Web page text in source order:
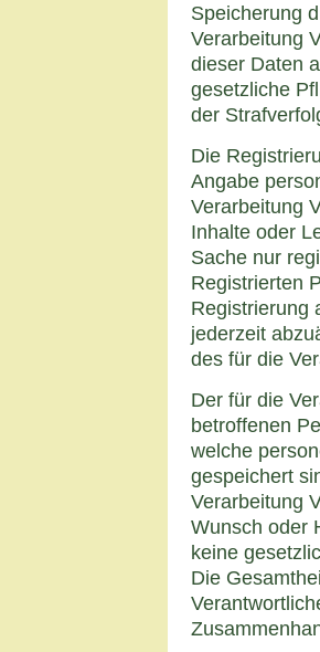
Speicherung
Verarbeitung
dieser Daten
gesetzliche
der
Die
Angabe
Verarbeitung
Inhalte oder
Sache nur
Registrierten
Registrierung
jederzeit
des für die
Der für die
betroffenen
welche
gespeichert
Verarbeitung
Wunsch oder
keine
Die